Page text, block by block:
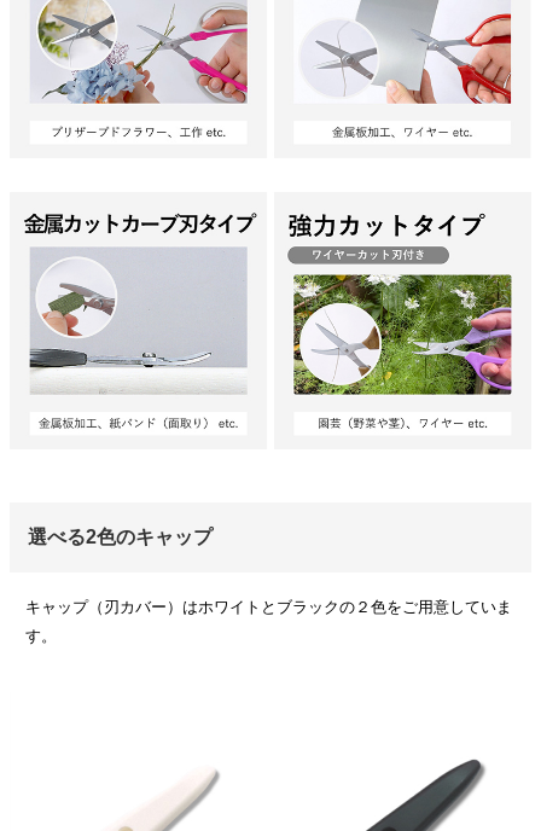
選べる2色のキャップ
キャップ（刃カバー）はホワイトとブラックの２色をご用意していま
す。